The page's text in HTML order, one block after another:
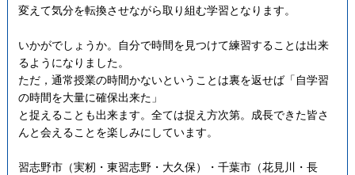
変えて気分を転換させながら取り組む学習となります。
いかがでしょうか。自分で時間を見つけて練習することは出来
るようになりました。
ただ，通常授業の時間かないということは裏を返せば「自学習
の時間を大量に確保出来た」
と捉えることも出来ます。全ては捉え方次第。成長できた皆さ
んと会えることを楽しみにしています。
習志野市（実籾・東習志野・大久保）・千葉市（花見川・長